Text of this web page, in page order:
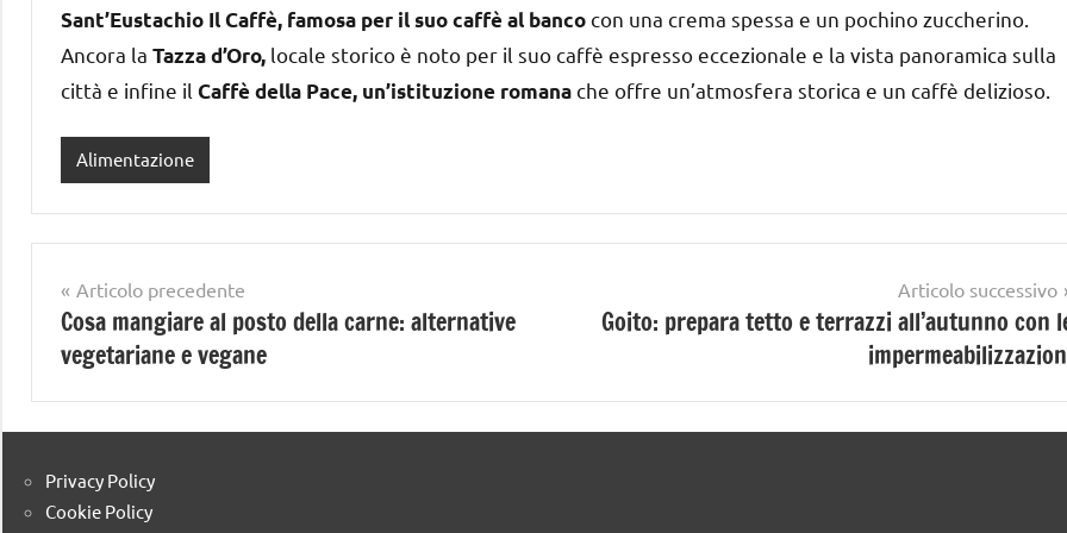
Sant’Eustachio Il Caffè, famosa per il suo caffè al bancocon una crema spessa e un pochino zuccherino.
Ancora la Tazza d’Oro, locale storico è noto per il suo caffè espresso eccezionale e la vista panoramica sulla
città e infine il Caffè della Pace, un’istituzione romanache offre un’atmosfera storica e un caffè delizioso.
Alimentazione
Navigazione
articoli
Articolo precedente
Cosa mangiare al posto della carne: alternative
vegetariane e vegane
Articolo successivo
Goito: prepara tetto e terrazzi all’autunno con
Privacy Policy
Cookie Policy